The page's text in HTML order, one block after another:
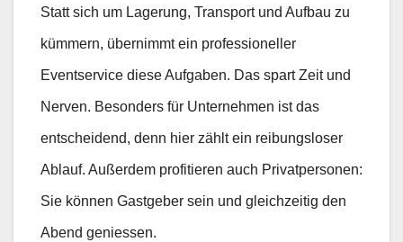
Statt sich um Lagerung, Transport und Aufbau zu
kümmern, übernimmt ein professioneller
Eventservice diese Aufgaben. Das spart Zeit und
Nerven. Besonders für Unternehmen ist das
entscheidend, denn hier zählt ein reibungsloser
Ablauf. Außerdem profitieren auch Privatpersonen:
Sie können Gastgeber sein und gleichzeitig den
Abend geniessen.